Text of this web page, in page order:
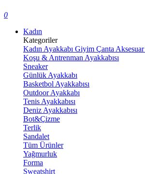
0
Kadın
Kategoriler
Kadın Ayakkabı Giyim Çanta Aksesuar
Koşu & Antrenman Ayakkabısı
Sneaker
Günlük Ayakkabı
Basketbol Ayakkabısı
Outdoor Ayakkabı
Tenis Ayakkabısı
Deniz Ayakkabısı
Bot&Çizme
Terlik
Sandalet
Tüm Ürünler
Yağmurluk
Forma
Sweatshirt